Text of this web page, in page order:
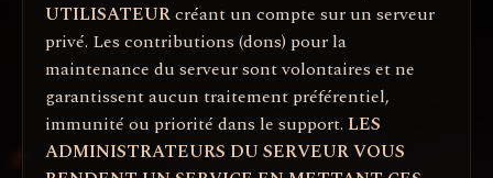
UTILISATEURcréant un compte sur un serveur
privé. Les contributions (dons) pour la
maintenance du serveur sont volontaires et ne
garantissent aucun traitement préférentiel,
immunité ou priorité dans le support. LES
ADMINISTRATEURS DU SERVEUR VOUS